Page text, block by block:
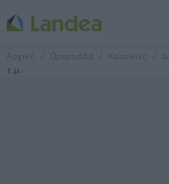
Αρχική Ορεστιάδα Κατοικίες
τ.μ.